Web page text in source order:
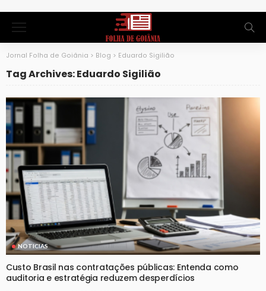
Jornal Folha de Goiânia > Blog > Eduardo Sigilião
Tag Archives: Eduardo Sigilião
NOTICIAS
Custo Brasil nas contratações públicas: Entenda como
auditoria e estratégia reduzem desperdícios